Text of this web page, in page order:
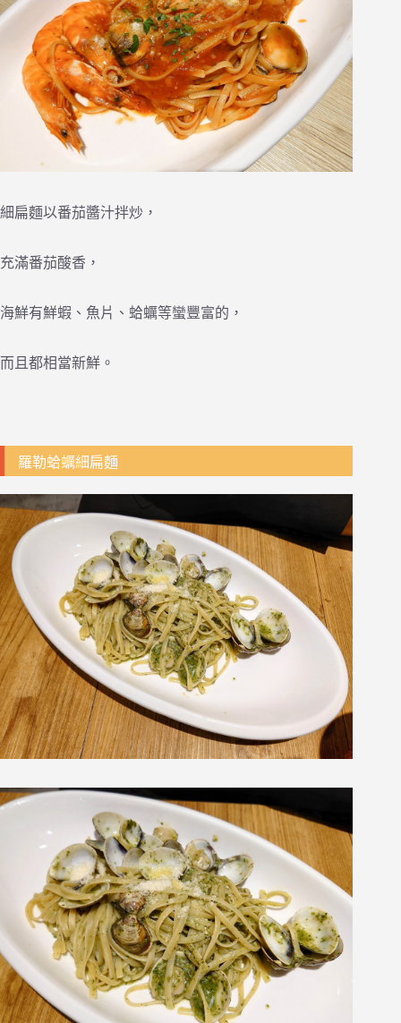
細扁麵以番茄醬汁拌炒，
充滿番茄酸香，
海鮮有鮮蝦、魚片、蛤蠣等蠻豐富的，
而且都相當新鮮。
羅勒蛤蠣細扁麵